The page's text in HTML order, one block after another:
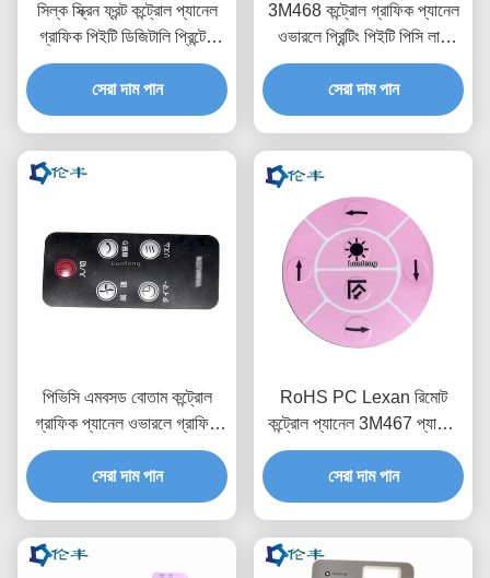
সিল্ক স্ক্রিন ফ্রন্ট কন্ট্রোল প্যানেল
গ্রাফিক পিইটি ডিজিটালি প্রিন্টেড
ওভারলে
সেরা দাম পান
3M468 কন্ট্রোল গ্রাফিক প্যানেল
ওভারলে প্রিন্টিং পিইটি পিসি লাল
স্বচ্ছ
সেরা দাম পান
পিভিসি এমবসড বোতাম কন্ট্রোল
গ্রাফিক প্যানেল ওভারলে গ্রাফিক
পিইটি পিসি
সেরা দাম পান
RoHS PC Lexan রিমোট
কন্ট্রোল প্যানেল 3M467 প্যান্টোন
পলিকার্বোনেট গ্রাফিক ওভারলে
সেরা দাম পান